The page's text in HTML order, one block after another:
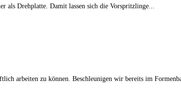
als Drehplatte. Damit lassen sich die Vorspritzlinge...
arbeiten zu können. Beschleunigen wir bereits im